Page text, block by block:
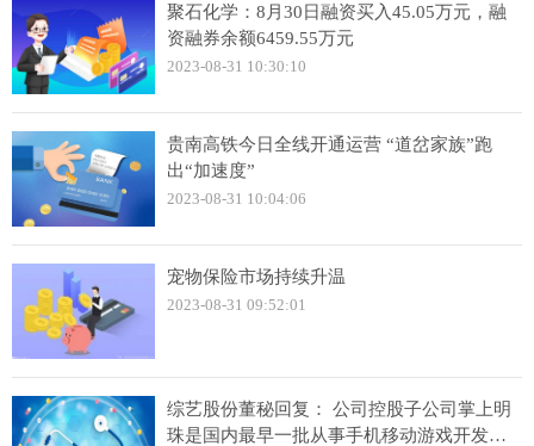
聚石化学：8月30日融资买入45.05万元，融
资融券余额6459.55万元
2023-08-31 10:30:10
贵南高铁今日全线开通运营 “道岔家族”跑
出“加速度”
2023-08-31 10:04:06
宠物保险市场持续升温
2023-08-31 09:52:01
综艺股份董秘回复： 公司控股子公司掌上明
珠是国内最早一批从事手机移动游戏开发与